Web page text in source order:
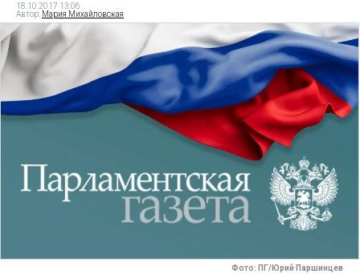
18.10.2017 13:06
Автор: Мария Михайловская
Фото: ПГ/Юрий Паршинцев